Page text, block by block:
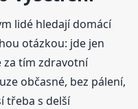
lidé hledají domácí
otázkou: jde jen
za tím zdravotní
občasné, bez pálení,
třeba s delší